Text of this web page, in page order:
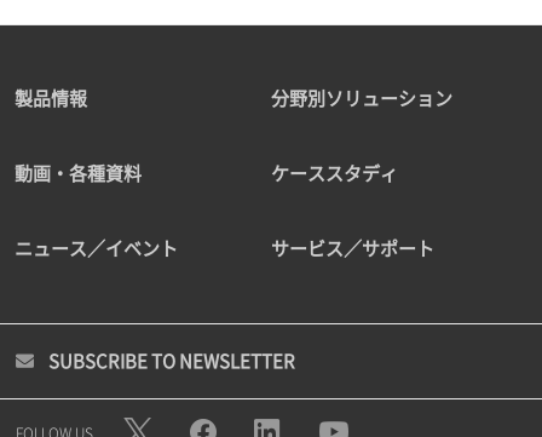
製品情報 分野別ソリューション
動画・各種資料 ケーススタディ
ニュース／イベント サービス／サポート
SUBSCRIBE TO NEWSLETTER
FOLLOW US